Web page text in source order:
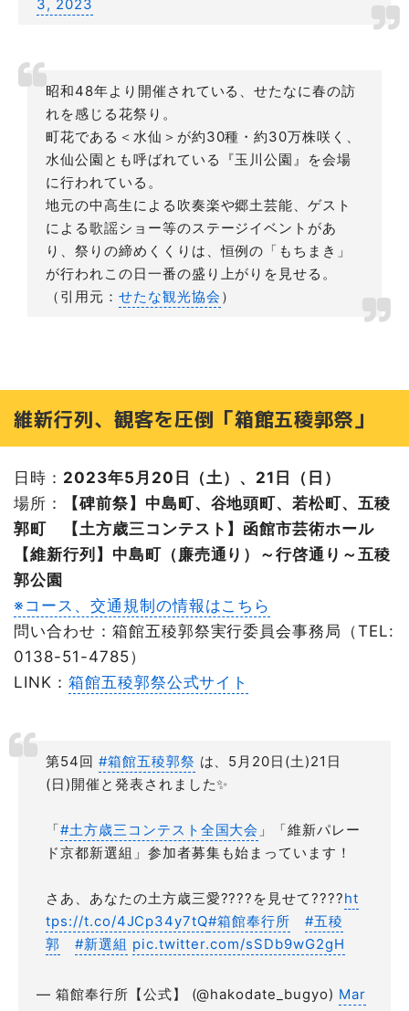
3, 2023
昭和48年より開催されている、せたなに春の訪
れを感じる花祭り。
町花である＜水仙＞が約30種・約30万株咲く、
水仙公園とも呼ばれている『玉川公園』を会場
に行われている。
地元の中高生による吹奏楽や郷土芸能、ゲスト
による歌謡ショー等のステージイベントがあ
り、祭りの締めくくりは、恒例の「もちまき」
が行われこの日一番の盛り上がりを見せる。
（引用元： せたな観光協会 ）
維新行列、観客を圧倒「箱館五稜郭祭」
日時： 2023年5月20日（土）、21日（日）
場所：
【碑前祭】中島町、谷地頭町、若松町、五稜
郭町
【土方歳三コンテスト】函館市芸術ホール
【維新行列】中島町（廉売通り）～行啓通り～五稜
郭公園
※コース、交通規制の情報はこちら
問い合わせ：箱館五稜郭祭実行委員会事務局（TEL:
0138-51-4785）
LINK： 箱館五稜郭祭公式サイト
第54回 #箱館五稜郭祭 は、5月20日(土)21日
(日)開催と発表されました✨
「#土方歳三コンテスト全国大会 」「維新パレー
ド京都新選組」参加者募集も始まっています！
さあ、あなたの土方歳三愛????を見せて????ht
tps://t.co/4JCp34y7tQ#箱館奉行所
#五稜
郭
#新選組 pic.twitter.com/sSDb9wG2gH
— 箱館奉行所【公式】 (@hakodate_bugyo) Mar